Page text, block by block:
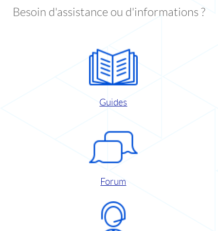
Besoin d'assistance ou d'informations ?
Guides
Forum